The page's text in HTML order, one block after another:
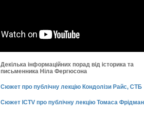
Декілька інформаційних порад від історика та
письменника Ніла Фергюсона
Сюжет про публічну лекцію Кондолізи Райс, СТБ
Сюжет ICTV про публічну лекцію Томаса